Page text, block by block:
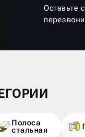
Оставьте
Полоса
стальная